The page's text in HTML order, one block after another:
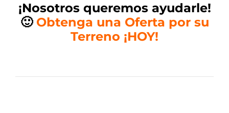
¡Nosotros queremos ayudarle!
🙂 Obtenga una Oferta por su
Terreno ¡HOY!